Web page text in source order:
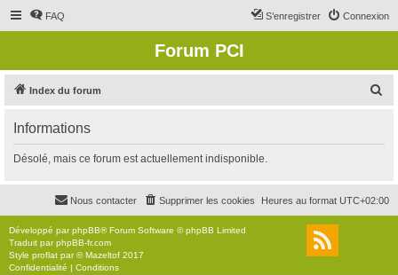
FAQ Connexion
S’enregistrer
Forum PCI
Index du forum
r
c
Informations
Désolé, mais ce forum est actuellement indisponible.
Heures au format UTC+02:00
Supprimer les cookies
Nous contacter
Développé parphpBB® Forum Software © phpBB Limited
Traduit parphpBB-fr.com
Style proflat par ©Mazeltof 2017
Confidentialité | Conditions